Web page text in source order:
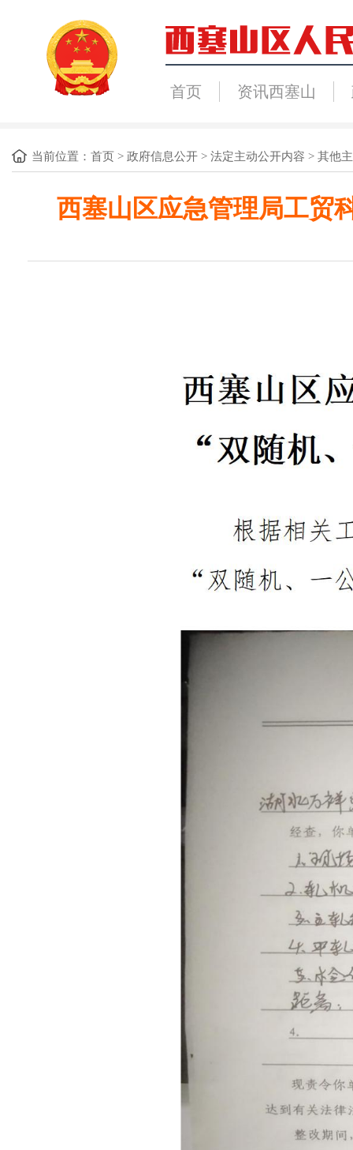
首页 资讯西塞山
当前位置： 首页 > 政府信息公开 > 法定主动公开内容 > 其他
西塞山区应急管理局工贸